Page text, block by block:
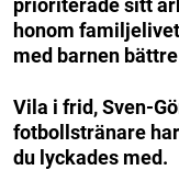
prioriterade sitt
honom
med barnen
Vila i frid, Sven-
fotbollstränare
du lyckades med.